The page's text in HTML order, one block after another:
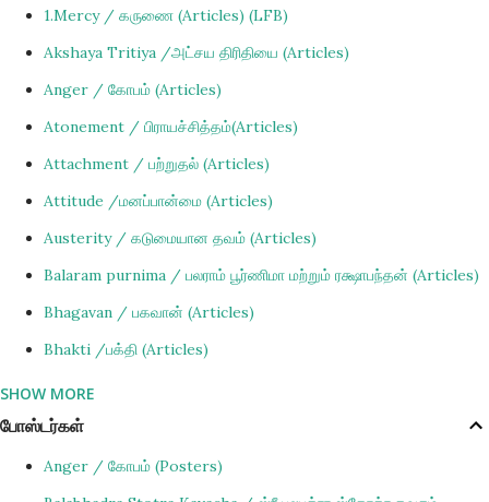
ஆத்திரம் கரை மீறாத வண்ணம் அவர் தாத்தா மனுவினால் அன்புடன்
அமைதிப்படுத்தப்பட்டார். துருவரும் தனது தாத்தாவின் எண்ணம் என்ன
என்பதைப்புரிந்து கொண்டதினால் போரை உடனே நிறுத்தினார்.
சுலோகத்திலுள்ள "ஸ்ருதேன பூயஸா" அதாவது "தொடர்ந்து
கேட்பதினால்" என்றும் சொல் மிகவும் முக்கியத்துவம் வாய்ந்த தாகும்.
தொண்டிற்குத் தீங்கிழைக்கும் ஆத்திரத்தினை அடக்குதல் கூடும்.
ஸ்ரீல பரீக...
1.Mercy / கருணை (Articles) (LFB)
Akshaya Tritiya /அட்சய திரிதியை (Articles)
Anger / கோபம் (Articles)
Atonement / பிராயச்சித்தம்(Articles)
Attachment / பற்றுதல் (Articles)
Attitude /மனப்பான்மை (Articles)
Austerity / கடுமையான தவம் (Articles)
Balaram purnima / பலராம் பூர்ணிமா மற்றும் ரக்ஷாபந்தன் (Articles)
Bhagavan / பகவான் (Articles)
Bhakti /பக்தி (Articles)
Bhisma. / பீஷ்மதேவர் (Articles)
Chanting / ஜபித்தல் (Articles)
Creations / ஸ்ருஷ்டி (Articles)
SHOW MORE
போஸ்டர்கள்
Anger / கோபம் (Posters)